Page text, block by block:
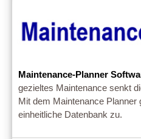
Maintenance-Planner
gezieltes Maintenance senkt
Mit dem Maintenance Planner
einheitliche Datenbank zu.